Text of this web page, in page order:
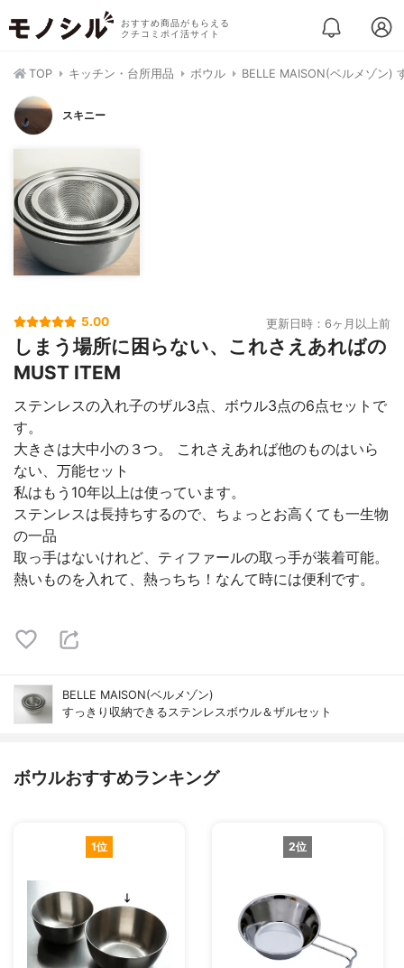
おすすめ商品がもらえる
クチコミポイ活サイト
TOP キッチン・台所用品 ボウル BELLE MAISON(ベルメゾン)
スキニー
5.00 更新日時：6ヶ月以上前
しまう場所に困らない、これさえあればの
MUST ITEM
ステンレスの入れ子のザル3点、ボウル3点の6点セットで
す。
大きさは大中小の３つ。 これさえあれば他のものはいら
ない、万能セット
私はもう10年以上は使っています。
ステンレスは長持ちするので、ちょっとお高くても一生物
の一品
取っ手はないけれど、ティファールの取っ手が装着可能。
熱いものを入れて、熱っちち！なんて時には便利です。
BELLE MAISON(ベルメゾン)
すっきり収納できるステンレスボウル＆ザルセット
ボウルおすすめランキング
1位 2位